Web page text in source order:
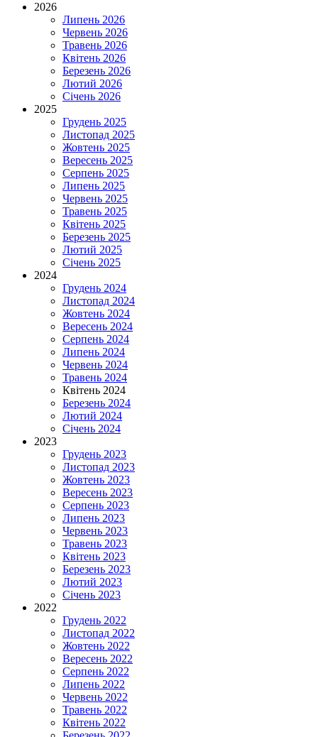
2026
Липень 2026
Червень 2026
Травень 2026
Квітень 2026
Березень 2026
Лютий 2026
Січень 2026
2025
Грудень 2025
Листопад 2025
Жовтень 2025
Вересень 2025
Серпень 2025
Липень 2025
Червень 2025
Травень 2025
Квітень 2025
Березень 2025
Лютий 2025
Січень 2025
2024
Грудень 2024
Листопад 2024
Жовтень 2024
Вересень 2024
Серпень 2024
Липень 2024
Червень 2024
Травень 2024
Квітень 2024
Березень 2024
Лютий 2024
Січень 2024
2023
Грудень 2023
Листопад 2023
Жовтень 2023
Вересень 2023
Серпень 2023
Липень 2023
Червень 2023
Травень 2023
Квітень 2023
Березень 2023
Лютий 2023
Січень 2023
2022
Грудень 2022
Листопад 2022
Жовтень 2022
Вересень 2022
Серпень 2022
Липень 2022
Червень 2022
Травень 2022
Квітень 2022